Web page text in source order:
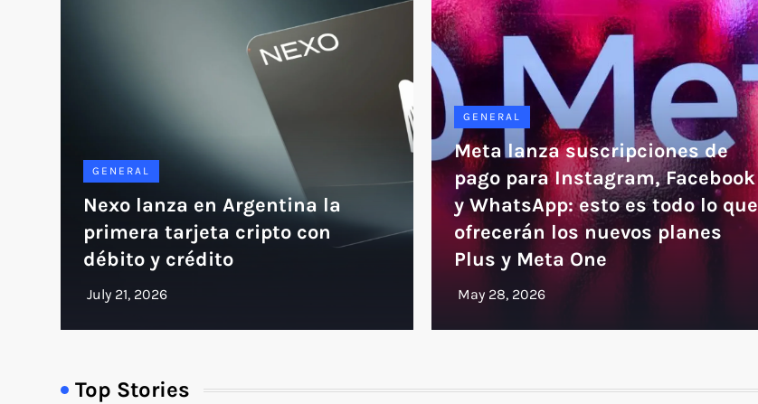
GENERAL
Nexo lanza en Argentina la
primera tarjeta cripto con
débito y crédito
GENERAL
Meta lanza suscripciones de
pago para Instagram, Facebook
y WhatsApp: esto es todo lo que
ofrecerán los nuevos planes
Plus y Meta One
Top Stories